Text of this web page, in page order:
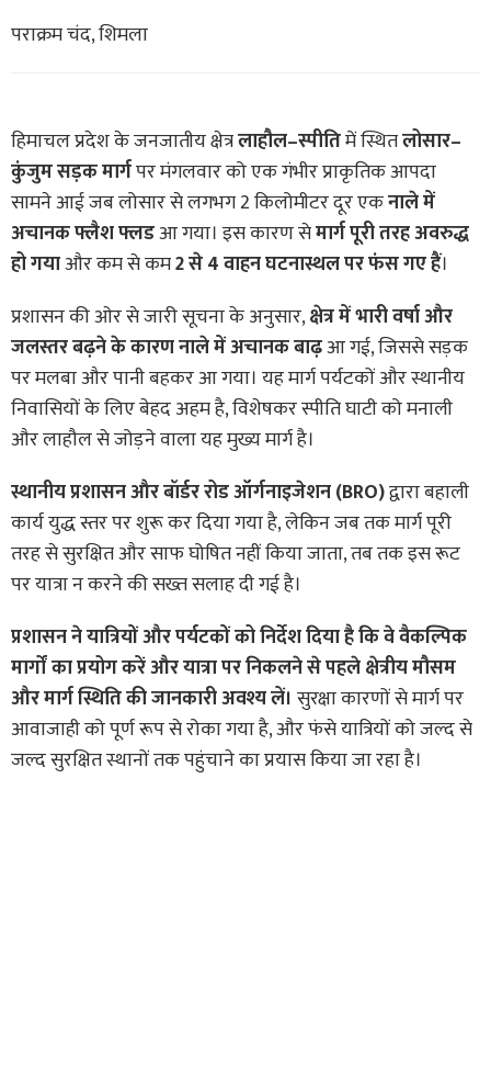
पराक्रम चंद, शिमला
हिमाचल प्रदेश के जनजातीय क्षेत्रलाहौल–स्पीतिमें स्थितलोसार–
कुंजुम सड़क मार्गपर मंगलवार को एक गंभीर प्राकृतिक आपदा
सामने आई जब लोसार से लगभग 2 किलोमीटर दूर एकनाले में
अचानक फ्लैश फ्लडआ गया। इस कारण सेमार्ग पूरी तरह अवरुद्ध
हो गयाऔर कम से कम2 से 4 वाहन घटनास्थल पर फंस गए हैं।
प्रशासन की ओर से जारी सूचना के अनुसार,क्षेत्र में भारी वर्षा और
जलस्तर बढ़ने के कारण नाले में अचानक बाढ़आ गई, जिससे सड़क
पर मलबा और पानी बहकर आ गया। यह मार्ग पर्यटकों और स्थानीय
निवासियों के लिए बेहद अहम है, विशेषकर स्पीति घाटी को मनाली
और लाहौल से जोड़ने वाला यह मुख्य मार्ग है।
स्थानीय प्रशासन और बॉर्डर रोड ऑर्गनाइजेशन (BRO)द्वारा बहाली
कार्य युद्ध स्तर पर शुरू कर दिया गया है, लेकिन जब तक मार्ग पूरी
तरह से सुरक्षित और साफ घोषित नहीं किया जाता, तब तक इस रूट
पर यात्रा न करने की सख्त सलाह दी गई है।
प्रशासन ने यात्रियों और पर्यटकों को निर्देश दिया है कि वे वैकल्पिक
मार्गों का प्रयोग करें और यात्रा पर निकलने से पहले क्षेत्रीय मौसम
और मार्ग स्थिति की जानकारी अवश्य लें। सुरक्षा कारणों से मार्ग पर
आवाजाही को पूर्ण रूप से रोका गया है, और फंसे यात्रियों को जल्द से
जल्द सुरक्षित स्थानों तक पहुंचाने का प्रयास किया जा रहा है।